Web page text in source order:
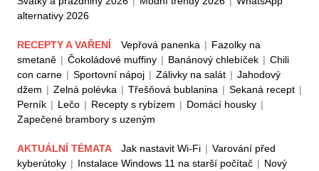
alternativy 2026
RECEPTY A VAŘENÍ Vepřová panenka | Fazolky na
smetaně | Čokoládové muffiny | Banánový chlebíček | Chili
con carne | Sportovní nápoj | Zálivky na salát | Jahodový
džem | Zelná polévka | Třešňová bublanina | Sekaná recept |
Perník | Lečo | Recepty s rybízem | Domácí housky |
Zapečené brambory s uzeným
AKTUÁLNÍ TÉMATA Jak nastavit Wi-Fi | Varování před
kyberútoky | Instalace Windows 11 na starší počítač | Nový